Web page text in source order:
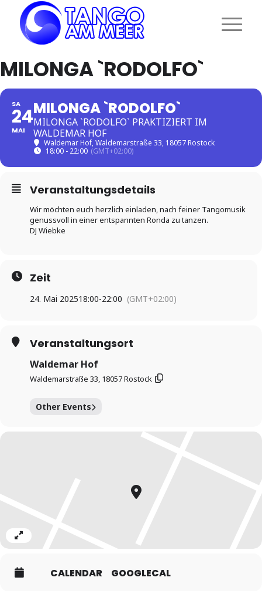
MILONGA `RODOLFO`
SA
24
MAI
MILONGA `RODOLFO`
MILONGA `RODOLFO` PRAKTIZIERT IM
WALDEMAR HOF
Waldemar Hof, Waldemarstraße 33, 18057 Rostock
18:00 - 22:00 (GMT+02:00)
Veranstaltungsdetails
Wir möchten euch herzlich einladen, nach feiner Tangomusik
genussvoll in einer entspannten Ronda zu tanzen.
DJ Wiebke
Zeit
24. Mai 202518:00-22:00 (GMT+02:00)
Veranstaltungsort
Waldemar Hof
Waldemarstraße 33, 18057 Rostock
Other Events
CALENDAR GOOGLECAL